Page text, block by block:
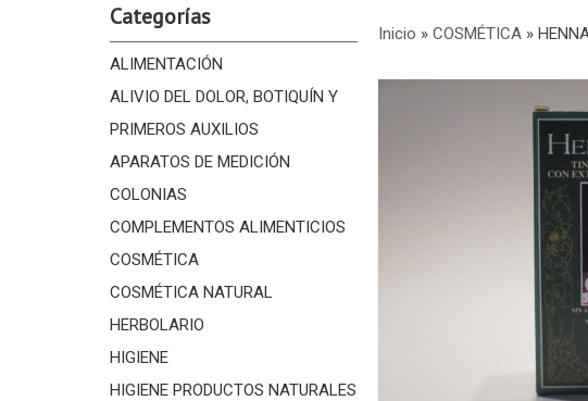
Categorías
ALIMENTACIÓN
ALIVIO DEL DOLOR, BOTIQUÍN Y
PRIMEROS AUXILIOS
APARATOS DE MEDICIÓN
COLONIAS
COMPLEMENTOS ALIMENTICIOS
COSMÉTICA
COSMÉTICA NATURAL
HERBOLARIO
HIGIENE
HIGIENE PRODUCTOS NATURALES
Inicio » COSMÉTICA»